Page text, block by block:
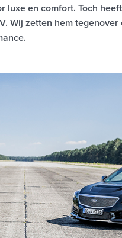
luxe en comfort. Toch
Wij zetten hem tegenover